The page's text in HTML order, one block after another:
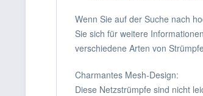
Wenn Sie auf der Suche nach
Sie sich für weitere
verschiedene Arten von
Charmantes Mesh-Design:
Diese Netzstrümpfe sind nicht